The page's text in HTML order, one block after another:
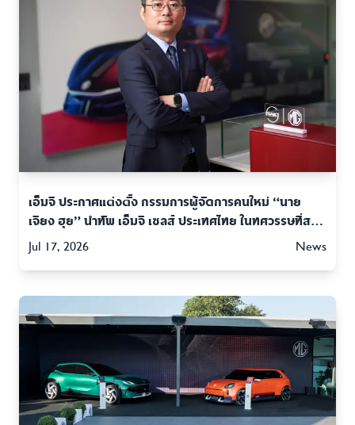
เอ็มจี ประกาศแต่งตั้ง กรรมการผู้จัดการคนใหม่ “นาย
เจียง ฮุย” นำทัพ เอ็มจี เซลส์ ประเทศไทย ในทศวรรษที่สอง
อย่างแข็งแกร่ง
Jul 17, 2026 News